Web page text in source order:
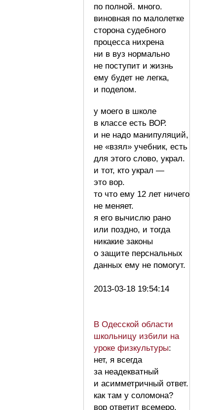
по полной. много.
виновная по малолетке
сторона судебного
процесса нихрена
ни в вуз нормально
не поступит и жизнь
ему будет не легка,
и поделом.
у моего в школе
в классе есть ВОР.
и не надо манипуляций,
не «взял» учебник, есть
для этого слово, украл.
и тот, кто украл —
это вор.
то что ему 12 лет ничего
не меняет.
я его вычислю рано
или поздно, и тогда
никакие законы
о защите перснальных
данных ему не помогут.
2013-03-18 19:54:14
В Одесской области
школьницу избили на
уроке физкультуры:
нет, я всегда
за неадекватный
и асимметричный ответ.
как там у соломона?
вор ответит всемеро.